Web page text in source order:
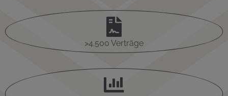

>4.500 Verträge
